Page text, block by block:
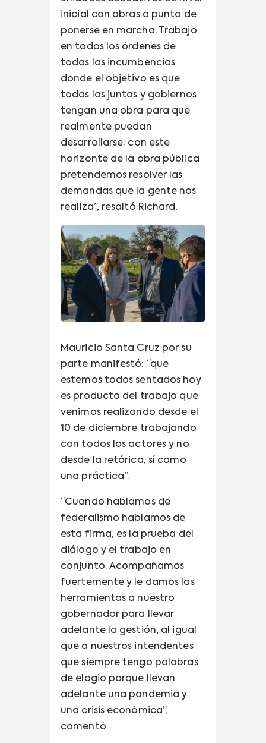
inicial con obras a punto de
ponerse en marcha. Trabajo
en todos los órdenes de
todas las incumbencias
donde el objetivo es que
todas las juntas y gobiernos
tengan una obra para que
realmente puedan
desarrollarse: con este
horizonte de la obra pública
pretendemos resolver las
demandas que la gente nos
realiza”, resaltó Richard.
Mauricio Santa Cruz por su
parte manifestó: “que
estemos todos sentados hoy
es producto del trabajo que
venimos realizando desde el
10 de diciembre trabajando
con todos los actores y no
desde la retórica, sí como
una práctica”.
“Cuando hablamos de
federalismo hablamos de
esta firma, es la prueba del
diálogo y el trabajo en
conjunto. Acompañamos
fuertemente y le damos las
herramientas a nuestro
gobernador para llevar
adelante la gestión, al igual
que a nuestros intendentes
que siempre tengo palabras
de elogio porque llevan
adelante una pandemia y
una crisis económica”,
comentó